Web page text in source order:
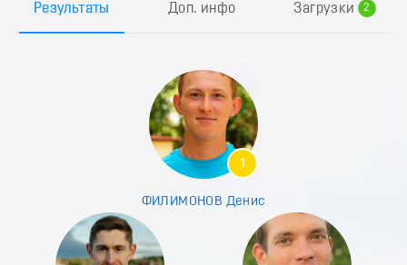
Результаты Доп. инфо Загрузки
2
1
ФИЛИМОНОВ Денис